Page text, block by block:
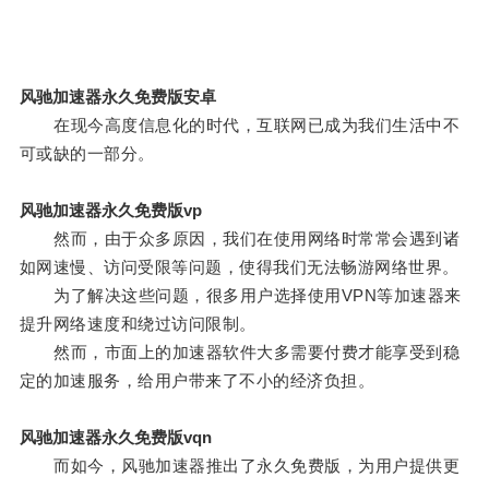
风驰加速器永久免费版安卓
在现今高度信息化的时代，互联网已成为我们生活中不
可或缺的一部分。
风驰加速器永久免费版vp
然而，由于众多原因，我们在使用网络时常常会遇到诸
如网速慢、访问受限等问题，使得我们无法畅游网络世界。
为了解决这些问题，很多用户选择使用VPN等加速器来
提升网络速度和绕过访问限制。
然而，市面上的加速器软件大多需要付费才能享受到稳
定的加速服务，给用户带来了不小的经济负担。
风驰加速器永久免费版vqn
而如今，风驰加速器推出了永久免费版，为用户提供更